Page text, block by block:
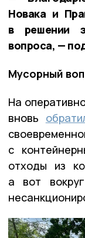
Новака и
в решении
вопроса, —
Мусорный
На
вновь
с
отходы из
а вот